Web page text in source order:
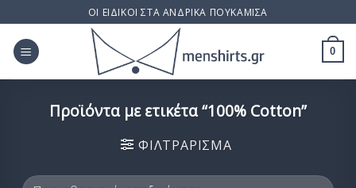
to
content
ΟΙ ΕΙΔΙΚΟΙ ΣΤΑ ΑΝΔΡΙΚΑ ΠΟΥΚΑΜΙΣΑ
0
Προϊόντα με ετικέτα “100% Cotton”
ΦΙΛΤΡΆΡΙΣΜΑ